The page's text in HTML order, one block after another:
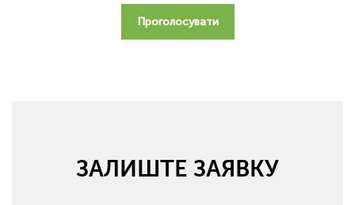
Проголосувати
ЗАЛИШТЕ ЗАЯВКУ